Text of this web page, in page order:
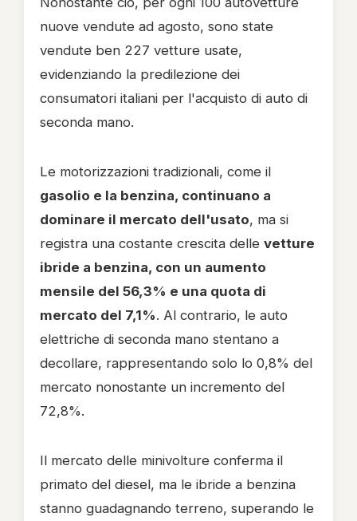
nuove vendute ad agosto, sono state
vendute ben 227 vetture usate,
evidenziando la predilezione dei
consumatori italiani per l'acquisto di auto di
seconda mano.
Le motorizzazioni tradizionali, come il
gasolio e la benzina, continuano a
dominare il mercato dell'usato, ma si
registra una costante crescita delle vetture
ibride a benzina, con un aumento
mensile del 56,3% e una quota di
mercato del 7,1%. Al contrario, le auto
elettriche di seconda mano stentano a
decollare, rappresentando solo lo 0,8% del
mercato nonostante un incremento del
72,8%.
Il mercato delle minivolture conferma il
primato del diesel, ma le ibride a benzina
stanno guadagnando terreno, superando le